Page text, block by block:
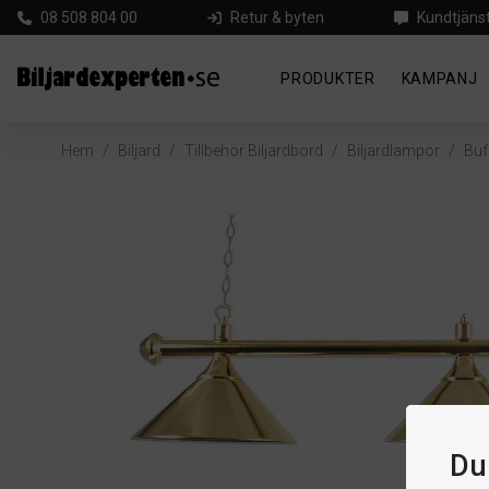
08 508 804 00 Retur & byten
PRODUKTER KAMPANJ
Hem / Biljard / Tillbehör Biljardbord / Biljardlampor /